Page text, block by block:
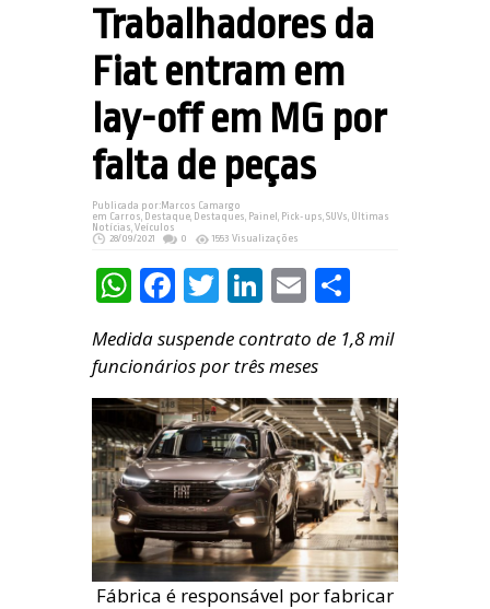
Trabalhadores da
Fiat entram em
lay-off em MG por
falta de peças
Publicada por: Marcos Camargo
em Carros, Destaque, Destaques, Painel , Pick-ups, SUVs, Últimas
Notícias, Veículos
28/09/2021
0 1553 Visualizações
WhatsApp
Facebook
Twitter
LinkedIn
Email
Medida suspende contrato de 1,8 mil
funcionários por três meses
Fábrica é responsável por fabricar